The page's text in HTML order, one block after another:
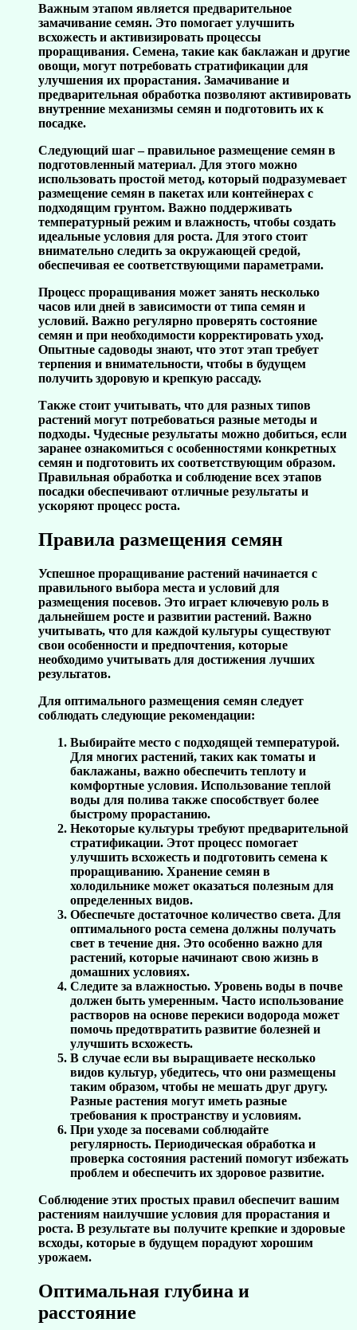
Важным этапом является предварительное
замачивание семян. Это помогает улучшить
всхожесть и активизировать процессы
проращивания. Семена, такие как баклажан и другие
овощи, могут потребовать стратификации для
улучшения их прорастания. Замачивание и
предварительная обработка позволяют активировать
внутренние механизмы семян и подготовить их к
посадке.
Следующий шаг – правильное размещение семян в
подготовленный материал. Для этого можно
использовать простой метод, который подразумевает
размещение семян в пакетах или контейнерах с
подходящим грунтом. Важно поддерживать
температурный режим и влажность, чтобы создать
идеальные условия для роста. Для этого стоит
внимательно следить за окружающей средой,
обеспечивая ее соответствующими параметрами.
Процесс проращивания может занять несколько
часов или дней в зависимости от типа семян и
условий. Важно регулярно проверять состояние
семян и при необходимости корректировать уход.
Опытные садоводы знают, что этот этап требует
терпения и внимательности, чтобы в будущем
получить здоровую и крепкую рассаду.
Также стоит учитывать, что для разных типов
растений могут потребоваться разные методы и
подходы. Чудесные результаты можно добиться, если
заранее ознакомиться с особенностями конкретных
семян и подготовить их соответствующим образом.
Правильная обработка и соблюдение всех этапов
посадки обеспечивают отличные результаты и
ускоряют процесс роста.
Правила размещения семян
Успешное проращивание растений начинается с
правильного выбора места и условий для
размещения посевов. Это играет ключевую роль в
дальнейшем росте и развитии растений. Важно
учитывать, что для каждой культуры существуют
свои особенности и предпочтения, которые
необходимо учитывать для достижения лучших
результатов.
Для оптимального размещения семян следует
соблюдать следующие рекомендации:
Выбирайте место с подходящей температурой.
Для многих растений, таких как томаты и
баклажаны, важно обеспечить теплоту и
комфортные условия. Использование теплой
воды для полива также способствует более
быстрому прорастанию.
Некоторые культуры требуют предварительной
стратификации. Этот процесс помогает
улучшить всхожесть и подготовить семена к
проращиванию. Хранение семян в
холодильнике может оказаться полезным для
определенных видов.
Обеспечьте достаточное количество света. Для
оптимального роста семена должны получать
свет в течение дня. Это особенно важно для
растений, которые начинают свою жизнь в
домашних условиях.
Следите за влажностью. Уровень воды в почве
должен быть умеренным. Часто использование
растворов на основе перекиси водорода может
помочь предотвратить развитие болезней и
улучшить всхожесть.
В случае если вы выращиваете несколько
видов культур, убедитесь, что они размещены
таким образом, чтобы не мешать друг другу.
Разные растения могут иметь разные
требования к пространству и условиям.
При уходе за посевами соблюдайте
регулярность. Периодическая обработка и
проверка состояния растений помогут избежать
проблем и обеспечить их здоровое развитие.
Соблюдение этих простых правил обеспечит вашим
растениям наилучшие условия для прорастания и
роста. В результате вы получите крепкие и здоровые
всходы, которые в будущем порадуют хорошим
урожаем.
Оптимальная глубина и
расстояние